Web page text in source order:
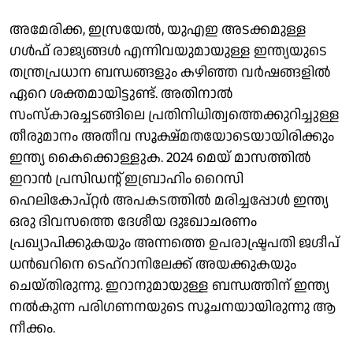
അമേരിക്ക, ഇസ്രയേൽ, യുഎഇ അടക്കമുള്ള
ഗൾഫ് രാജ്യങ്ങൾ എന്നിവയുമായുള്ള ഇന്ത്യയുടെ
തന്ത്രപ്രധാന ബന്ധങ്ങളും കഴിഞ്ഞ വർഷങ്ങളിൽ
ഏറെ ശക്തമായിട്ടുണ്ട്. അതിനാൽ
സംസ്കാരച്ചടങ്ങിലെ പ്രതിനിധിത്വത്തെക്കുറിച്ചുള്ള
തീരുമാനം അതീവ സൂക്ഷ്മതയോടെയായിരിക്കും
ഇന്ത്യ കൈക്കൊള്ളുക. 2024 മെയ് മാസത്തിൽ
ഇറാൻ പ്രസിഡന്റ് ഇബ്രാഹിം റൈസി
ഹെലികോപ്റ്റർ അപകടത്തിൽ മരിച്ചപ്പോൾ ഇന്ത്യ
ഒരു ദിവസത്തെ ദേശീയ ദുഃഖാചരണം
പ്രഖ്യാപിക്കുകയും അന്നത്തെ ഉപരാഷ്ട്രപതി ജഗ്ദീപ്
ധൻഖറിനെ ടെഹ്റാനിലേക്ക് അയക്കുകയും
ചെയ്തിരുന്നു. ഇറാനുമായുള്ള ബന്ധത്തിന് ഇന്ത്യ
നൽകുന്ന പരി​ഗണനയുടെ സൂചനയായിരുന്നു ആ
നീക്കം.